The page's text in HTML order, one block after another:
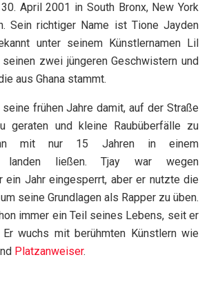
April 2001 in South Bronx, New York
Sein richtiger Name ist Tione Jayden
unter seinem Künstlernamen Lil
zwei jüngeren Geschwistern und
aus Ghana stammt.
frühen Jahre damit, auf der Straße
geraten und kleine Raubüberfälle zu
mit nur 15 Jahren in einem
landen ließen. Tjay war wegen
ein Jahr eingesperrt, aber er nutzte die
seine Grundlagen als Rapper zu üben.
immer ein Teil seines Lebens, seit er
wuchs mit berühmten Künstlern wie
Platzanweiser.